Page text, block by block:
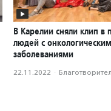
В Карелии сняли клип в
людей с
заболеваниями
22.11.2022 ·